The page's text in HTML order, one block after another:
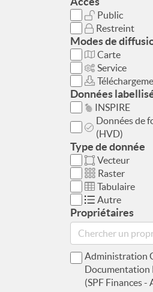
Public
Restreint
Modes de
Carte
Service
Données
INSPIRE
Données de
(HVD)
Type de donnée
Vecteur
Raster
Tabulaire
Autre
Propriétaires
Administration
Documentation
(SPF Finances -